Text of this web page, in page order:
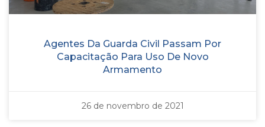
Agentes Da Guarda Civil Passam Por
Capacitação Para Uso De Novo
Armamento
26 de novembro de 2021